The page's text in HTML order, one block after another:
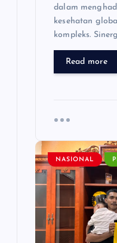
dalam
kesehatan
kompleks.
Read more
NASIONAL